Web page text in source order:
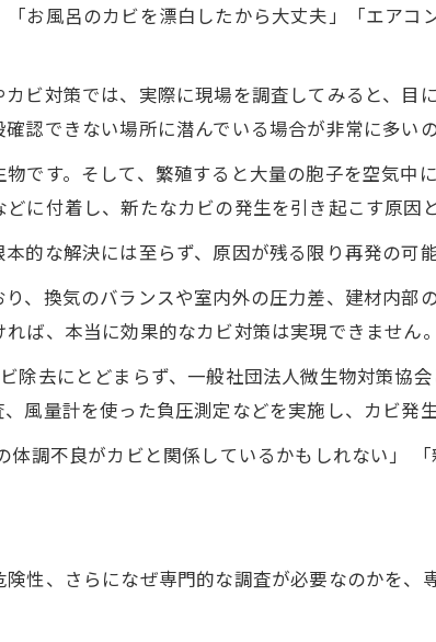
「お風呂のカビを漂白したから大丈夫」「エア
ビ対策では、実際に現場を調査してみると、
認できない場所に潜んでいる場合が非常に多いの
です。そして、繁殖すると大量の胞子を空気中
に付着し、新たなカビの発生を引き起こす原因
的な解決には至らず、原因が残る限り再発の可能
、換気のバランスや室内外の圧力差、建材内部
ば、本当に効果的なカビ対策は実現できません。
除去にとどまらず、一般社団法人微生物対策協
風量計を使った負圧測定などを実施し、カビ発
体調不良がカビと関係しているかもしれない」
性、さらになぜ専門的な調査が必要なのかを、